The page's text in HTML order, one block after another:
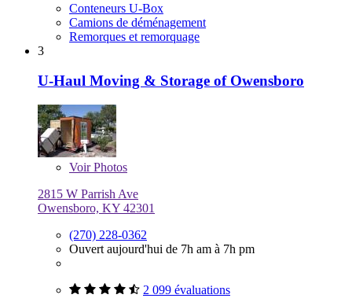
Conteneurs U-Box
Camions de déménagement
Remorques et remorquage
3
U-Haul Moving & Storage of Owensboro
VoirPhotos
2815 W Parrish Ave
Owensboro, KY 42301
(270) 228-0362
Ouvert aujourd'hui de 7h am à 7h pm
2 099 évaluations